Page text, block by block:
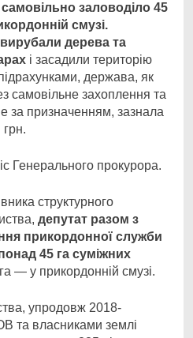
самовільно заловоділо 45
смузі.
вирубали дерева та
і засадили територію
держава, як
самовільне захоплення та
за призначенням, зазнала
Генерального прокурора.
структурного
депутат разом з
прикордонної служби
45 га суміжних
— у прикордонній смузі.
упродовж 2018-
та власниками землі